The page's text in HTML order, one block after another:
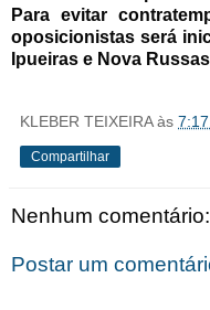
Para evitar
oposicionistas será
Ipueiras e Nova
KLEBER TEIXEIRA às
Compartilhar
Nenhum comentário:
Postar um